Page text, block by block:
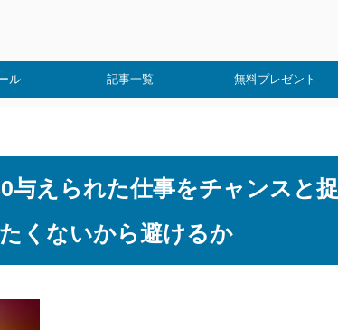
ル 記事一覧 無料プレゼント
与えられた仕事をチャンスと捉
くないから避けるか